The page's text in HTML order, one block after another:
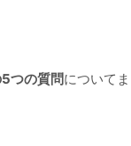
つの質問について